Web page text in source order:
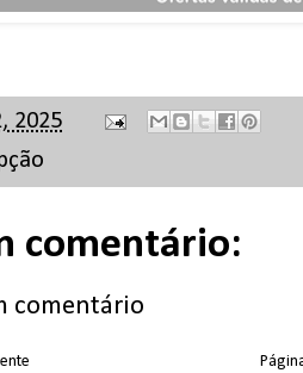
2025
comentário:
comentário